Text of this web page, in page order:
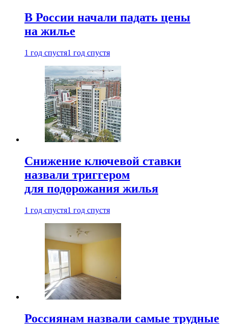
В России начали падать цены
на жилье
1 год спустя1 год спустя
Снижение ключевой ставки
назвали триггером
для подорожания жилья
1 год спустя1 год спустя
Россиянам назвали самые трудные